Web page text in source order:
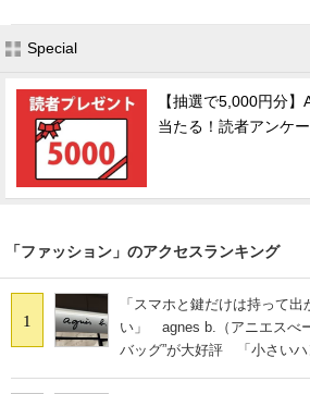
Special
【抽選で5,000円分
当たる！読者アンケ
「ファッション」のアクセスランキング
1
「スマホと鍵だけは持って
い」 agnes b.（アニエスべ
バッグ”が大好評 「小さいハ